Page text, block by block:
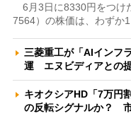
6月3日に8330円をつけ
7564）の株価は、わずか
三菱重工が「AIインフ
運 エヌビディアとの
キオクシアHD「7万円
の反転シグナルか？